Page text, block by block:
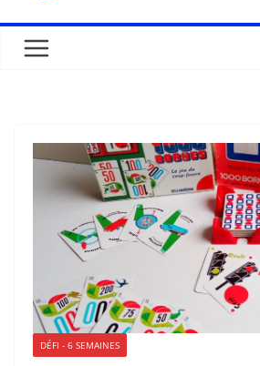
DÉFI - 6 SEMAINES